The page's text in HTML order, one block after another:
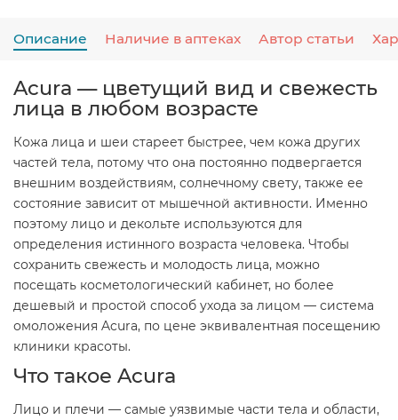
Описание Наличие в аптеках Автор статьи
Acura — цветущий вид и свежесть
лица в любом возрасте
Кожа лица и шеи стареет быстрее, чем кожа других
частей тела, потому что она постоянно подвергается
внешним воздействиям, солнечному свету, также ее
состояние зависит от мышечной активности. Именно
поэтому лицо и декольте используются для
определения истинного возраста человека. Чтобы
сохранить свежесть и молодость лица, можно
посещать косметологический кабинет, но более
дешевый и простой способ ухода за лицом — система
омоложения Acura, по цене эквивалентная посещению
клиники красоты.
Что такое Acura
Лицо и плечи — самые уязвимые части тела и области,